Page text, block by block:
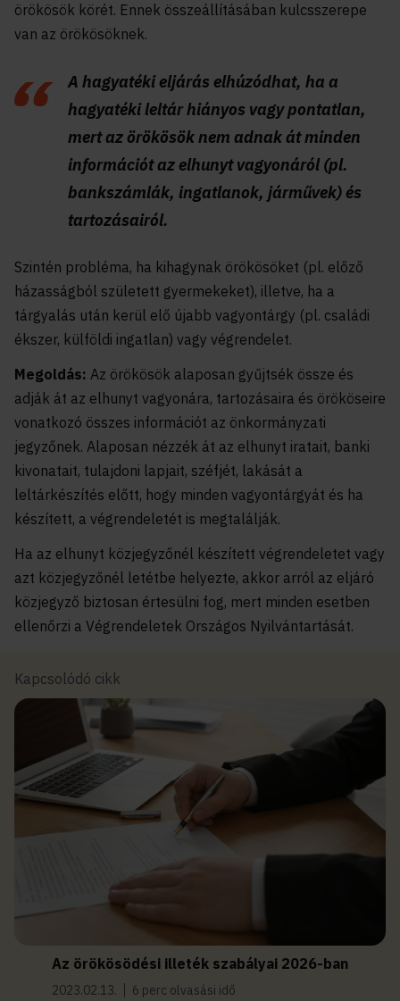
örökösök körét. Ennek összeállításában kulcsszerepe
van az örökösöknek.
A hagyatéki eljárás elhúzódhat, ha a
hagyatéki leltár hiányos vagy pontatlan,
mert az örökösök nem adnak át minden
információt az elhunyt vagyonáról (pl.
bankszámlák, ingatlanok, járművek) és
tartozásairól.
Szintén probléma, ha kihagynak örökösöket (pl. előző
házasságból született gyermekeket), illetve, ha a
tárgyalás után kerül elő újabb vagyontárgy (pl. családi
ékszer, külföldi ingatlan) vagy végrendelet.
Megoldás: Az örökösök alaposan gyűjtsék össze és
adják át az elhunyt vagyonára, tartozásaira és örököseire
vonatkozó összes információt az önkormányzati
jegyzőnek. Alaposan nézzék át az elhunyt iratait, banki
kivonatait, tulajdoni lapjait, széfjét, lakását a
leltárkészítés előtt, hogy minden vagyontárgyát és ha
készített, a végrendeletét is megtalálják.
Ha az elhunyt közjegyzőnél készített végrendeletet vagy
azt közjegyzőnél letétbe helyezte, akkor arról az eljáró
közjegyző biztosan értesülni fog, mert minden esetben
ellenőrzi a Végrendeletek Országos Nyilvántartását.
Kapcsolódó cikk
Az örökösödési illeték szabályai 2026-ban
2023.02.13. 6 perc olvasási idő